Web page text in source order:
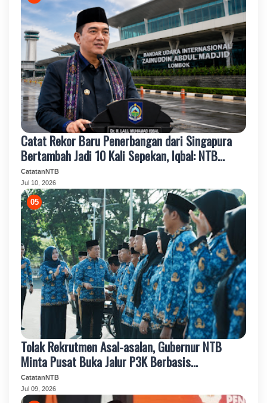
Catat Rekor Baru Penerbangan dari Singapura
Bertambah Jadi 10 Kali Sepekan, Iqbal: NTB
Makin Terhubung Dunia
CatatanNTB
Jul 10, 2026
Tolak Rekrutmen Asal-asalan, Gubernur NTB
Minta Pusat Buka Jalur P3K Berbasis
Kompetensi
CatatanNTB
Jul 09, 2026